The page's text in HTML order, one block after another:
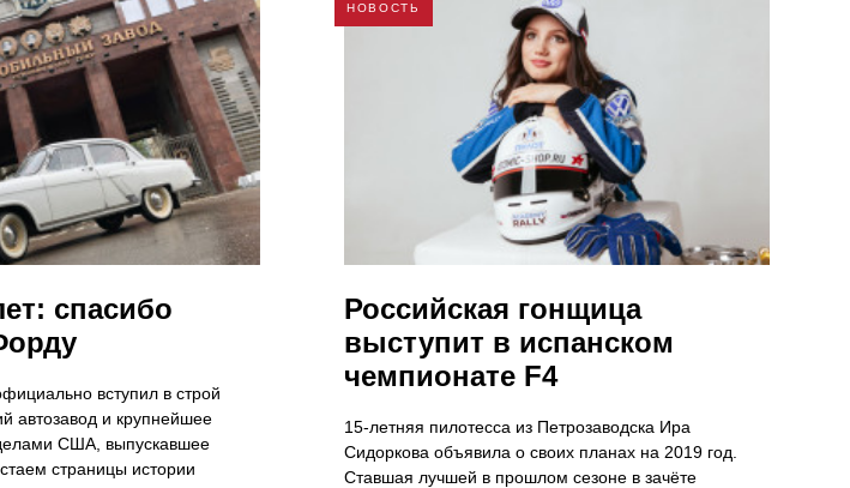
спасибо
вступил в строй
автозавод и крупнейшее
США, выпускавшее
страницы истории
НОВОСТЬ
Российская гонщица
выступит в испанском
чемпионате F4
15-летняя пилотесса из Петрозаводска Ира
Сидоркова объявила о своих планах на 2019 год.
Ставшая лучшей в прошлом сезоне в зачёте